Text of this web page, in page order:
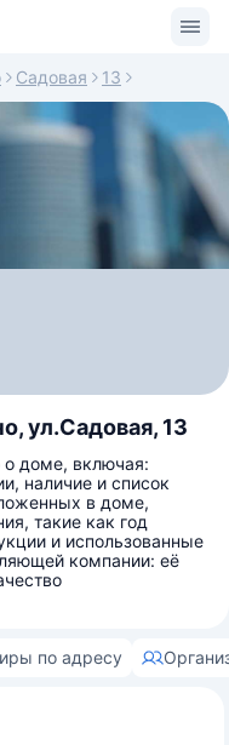
Садовая 13
ул.Садовая, 13
доме, включая:
наличие и список
в доме,
такие как год
и использованные
компании: её
по адресу